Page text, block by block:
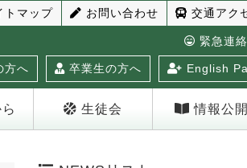
交通アク
お問い合わせ
トマップ
緊急連
方へ 卒業生の方へ English
生徒会 情報公開